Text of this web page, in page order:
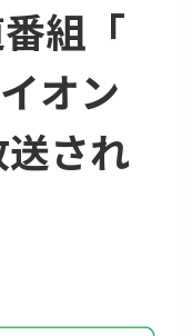
組「
オン
され